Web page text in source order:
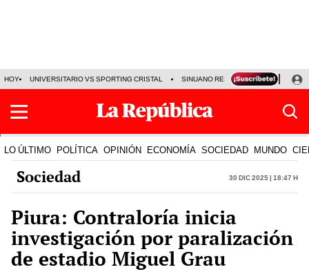
HOY UNIVERSITARIO VS SPORTING CRISTAL SINUANO RESULTADOS HOY
LO ÚLTIMO POLÍTICA OPINIÓN ECONOMÍA SOCIEDAD MUNDO
Sociedad 30 Dic 2025 | 18:47 h
Piura: Contraloría inicia
investigación por paralización
de estadio Miguel Grau